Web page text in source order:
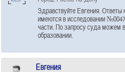
Здравствуйте Евгения. Ответы
имеются в исследовании
части. По запросу суда можем
образовании.
Евгения